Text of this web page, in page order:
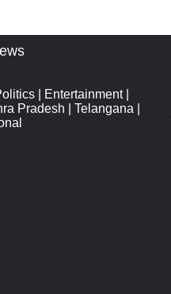
Entertainment|
Pradesh Telangana